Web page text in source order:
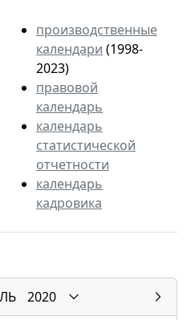
производственные
календари (1998-
2023)
правовой
календарь
календарь
статистической
отчетности
календарь
кадровика
2020